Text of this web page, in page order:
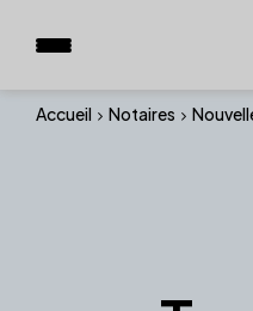
Accueil Notaires